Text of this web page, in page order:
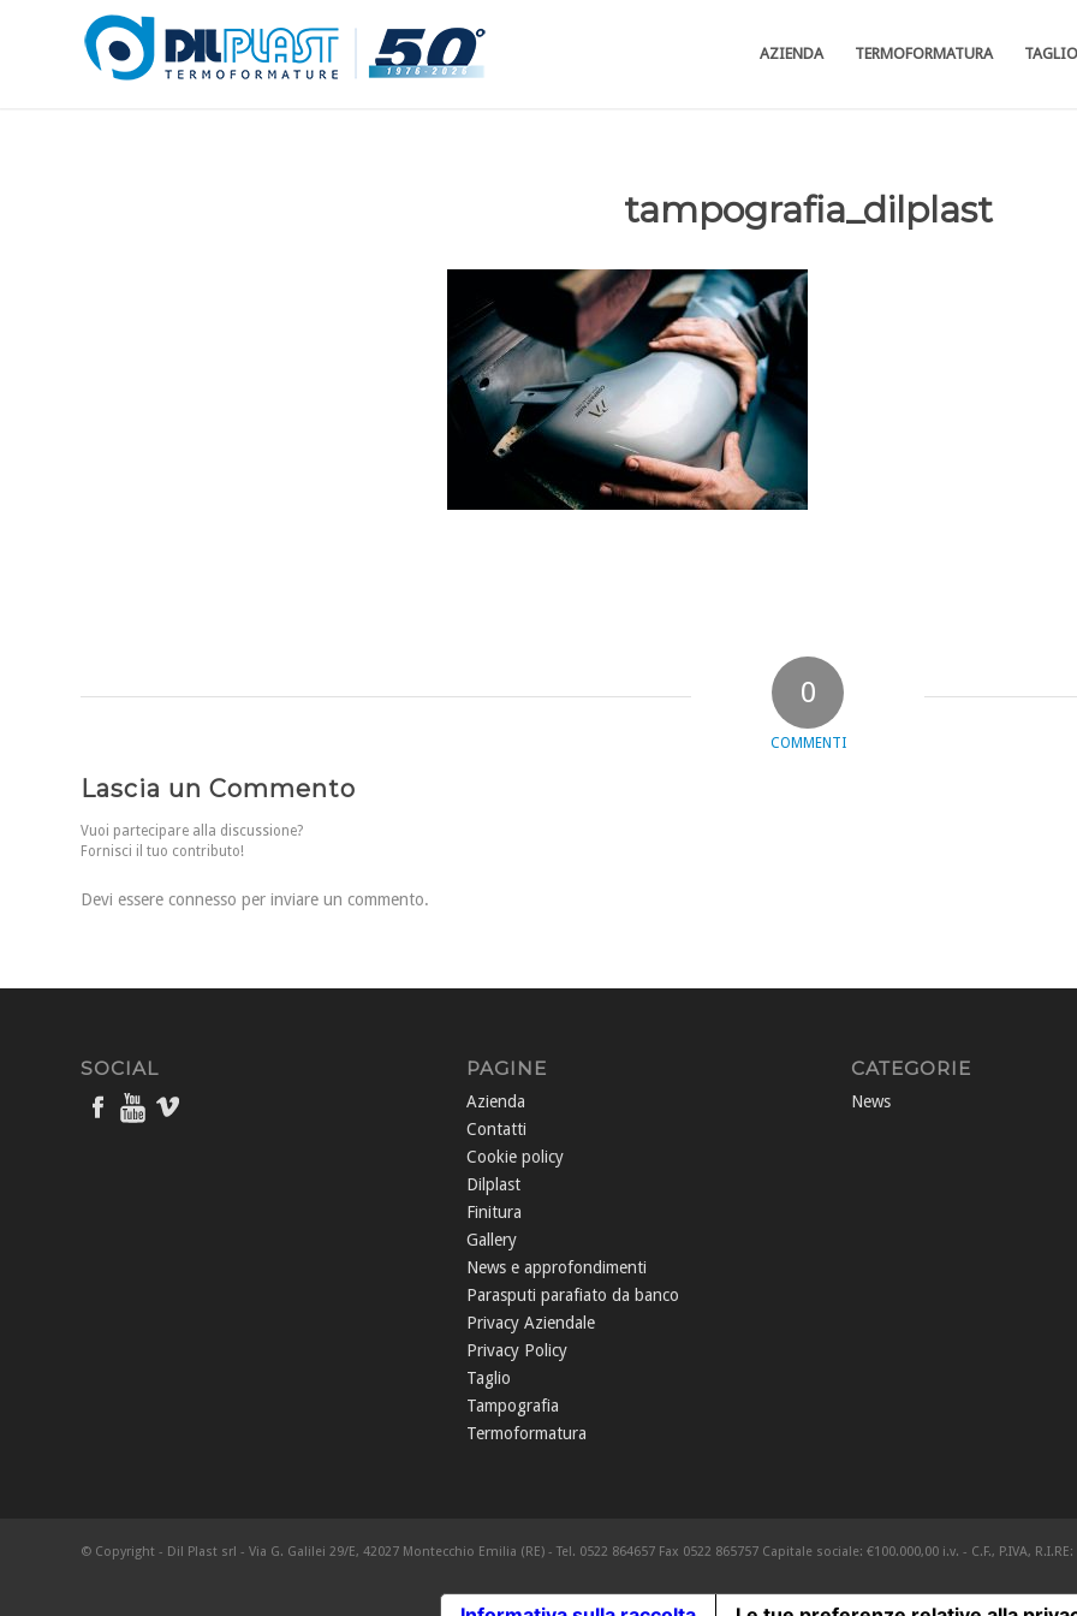
AZIENDA TERMOFORMATURA TAGLIO
tampografia_dilplast
0
COMMENTI
Lascia un Commento
Vuoi partecipare alla discussione?
Fornisci il tuo contributo!
Devi essere connesso per inviare un commento.
SOCIAL PAGINE
Azienda
Contatti
Cookie policy
Dilplast
Finitura
Gallery
News e approfondimenti
Parasputi parafiato da banco
Privacy Aziendale
Privacy Policy
Taglio
Tampografia
Termoformatura
CATEGORIE
News
© Copyright - Dil Plast srl - Via G. Galilei 29/E, 42027 Montecchio Emilia (RE) - Tel. 0522 864657 Fax 0522 865757 Capitale sociale: €100.000,00 i.v. - C.F., P.IVA,